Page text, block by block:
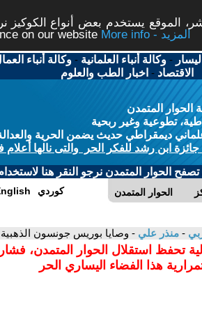
الموقع يستخدم بعض أنواع الكوكيز
on our website
More info - المزيد
-وكالة أنباء العلمانية -وكالة أنباء
الاقتصاد - اخبار الطب والعلوم
المتمدن
تطوعية وغير ربحية
ديمقراطي حديث يضمن الحرية والعدالة
ابن رشد للفكر الحر والتى نالها أعلام
الحوار المتمدن نرجو النقر هنا
الحوار المتمدن كوردي
- منذر علي - وصايا بوريس جونسون
تحفظ استقلال الحوار المتمدن،
هذا الفضاء اليساري الحر